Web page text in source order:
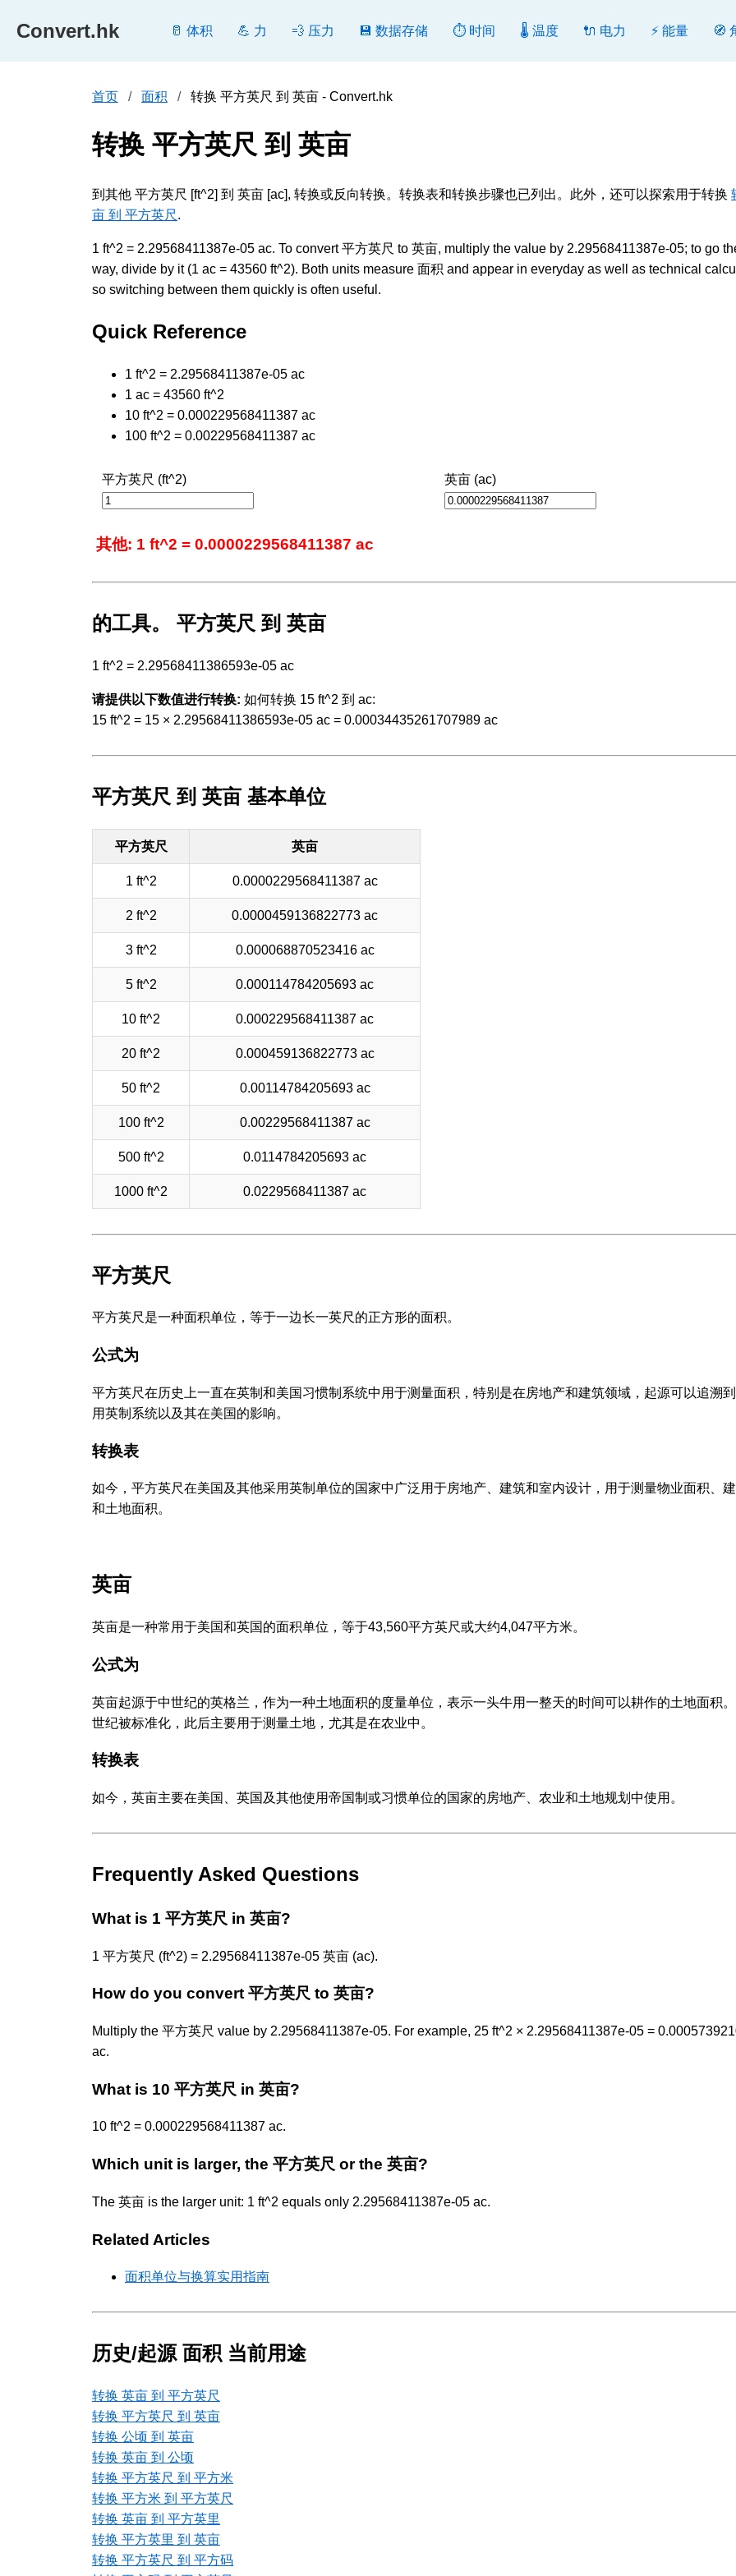
Convert.hk 🥛 体积 💪 力 💨 压力 💾 数据存储 ⏱️ 时间 🌡️ 温度 🔌 电力 ⚡ 能量 🧭
首页 面积 转换 平方英尺 到 英亩 - Convert.hk
转换 平方英尺 到 英亩
到其他 平方英尺 [ft^2] 到 英亩 [ac], 转换或反向转换。转换表和转换步骤也已列出。此外，还可以探索用于转换
亩 到 平方英尺 .
1 ft^2 = 2.29568411387e-05 ac. To convert 平方英尺 to 英亩, multiply the value by 2.29568411387e-05; to go
way, divide by it (1 ac = 43560 ft^2). Both units measure 面积 and appear in everyday as well as technical
so switching between them quickly is often useful.
Quick Reference
1 ft^2 = 2.29568411387e-05 ac
1 ac = 43560 ft^2
10 ft^2 = 0.000229568411387 ac
100 ft^2 = 0.00229568411387 ac
平方英尺 (ft^2) 英亩 (ac)
其他: 1 ft^2 = 0.0000229568411387 ac
的工具。 平方英尺 到 英亩
1 ft^2 = 2.29568411386593e-05 ac
请提供以下数值进行转换: 如何转换 15 ft^2 到 ac:
15 ft^2 = 15 × 2.29568411386593e-05 ac = 0.00034435261707989 ac
平方英尺 到 英亩 基本单位
平方英尺 英亩
1 ft^2 0.0000229568411387 ac
2 ft^2 0.0000459136822773 ac
3 ft^2 0.000068870523416 ac
5 ft^2 0.000114784205693 ac
10 ft^2 0.000229568411387 ac
20 ft^2 0.000459136822773 ac
50 ft^2 0.00114784205693 ac
100 ft^2 0.00229568411387 ac
500 ft^2 0.0114784205693 ac
1000 ft^2 0.0229568411387 ac
平方英尺
平方英尺是一种面积单位，等于一边长一英尺的正方形的面积。
公式为
平方英尺在历史上一直在英制和美国习惯制系统中用于测量面积，特别是在房地产和建筑领域，起源可以追溯
用英制系统以及其在美国的影响。
转换表
如今，平方英尺在美国及其他采用英制单位的国家中广泛用于房地产、建筑和室内设计，用于测量物业面积、
和土地面积。
英亩
英亩是一种常用于美国和英国的面积单位，等于43,560平方英尺或大约4,047平方米。
公式为
英亩起源于中世纪的英格兰，作为一种土地面积的度量单位，表示一头牛用一整天的时间可以耕作的土地面积
世纪被标准化，此后主要用于测量土地，尤其是在农业中。
转换表
如今，英亩主要在美国、英国及其他使用帝国制或习惯单位的国家的房地产、农业和土地规划中使用。
Frequently Asked Questions
What is 1 平方英尺 in 英亩?
1 平方英尺 (ft^2) = 2.29568411387e-05 英亩 (ac).
How do you convert 平方英尺 to 英亩?
Multiply the 平方英尺 value by 2.29568411387e-05. For example, 25 ft^2 × 2.29568411387e-05 =
ac.
What is 10 平方英尺 in 英亩?
10 ft^2 = 0.000229568411387 ac.
Which unit is larger, the 平方英尺 or the 英亩?
The 英亩 is the larger unit: 1 ft^2 equals only 2.29568411387e-05 ac.
Related Articles
面积单位与换算实用指南
历史/起源 面积 当前用途
转换 英亩 到 平方英尺
转换 平方英尺 到 英亩
转换 公顷 到 英亩
转换 英亩 到 公顷
转换 平方英尺 到 平方米
转换 平方米 到 平方英尺
转换 英亩 到 平方英里
转换 平方英里 到 英亩
转换 平方英尺 到 平方码